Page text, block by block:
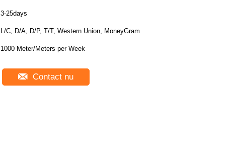
3-25days
L/C, D/A, D/P, T/T, Western Union, MoneyGram
1000 Meter/Meters per Week
Contact nu